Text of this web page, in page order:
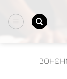
στο
περιεχόμενο